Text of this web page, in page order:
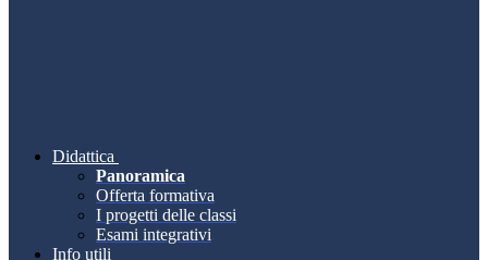
Didattica
Panoramica
Offerta formativa
I progetti delle classi
Esami integrativi
Info utili